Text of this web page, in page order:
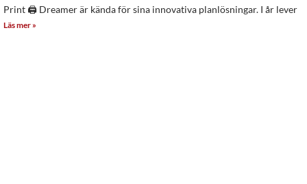
Print 🖨 Dreamer är kända för sina innovativa planlösningar. I år lever
Läs mer »